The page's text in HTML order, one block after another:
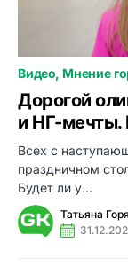
Видео Мнение
Дорогой
и НГ-
Всех с
праздничном
Будет ли у…
Татьяна